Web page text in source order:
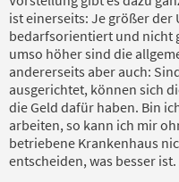
ist einerseits: Je größer der
bedarfsorientiert und nicht
umso höher sind die
andererseits aber auch:
ausgerichtet, können sich
die Geld dafür haben. Bin
arbeiten, so kann ich mir
betriebene Krankenhaus
entscheiden, was besser ist.